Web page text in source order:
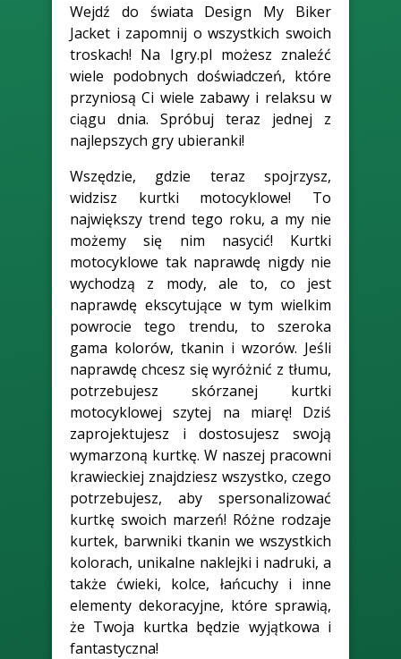
Wejdź do świata Design My Biker
Jacket i zapomnij o wszystkich swoich
troskach! Na Igry.pl możesz znaleźć
wiele podobnych doświadczeń, które
przyniosą Ci wiele zabawy i relaksu w
ciągu dnia. Spróbuj teraz jednej z
najlepszych gry ubieranki!
Wszędzie, gdzie teraz spojrzysz,
widzisz kurtki motocyklowe! To
największy trend tego roku, a my nie
możemy się nim nasycić! Kurtki
motocyklowe tak naprawdę nigdy nie
wychodzą z mody, ale to, co jest
naprawdę ekscytujące w tym wielkim
powrocie tego trendu, to szeroka
gama kolorów, tkanin i wzorów. Jeśli
naprawdę chcesz się wyróżnić z tłumu,
potrzebujesz skórzanej kurtki
motocyklowej szytej na miarę! Dziś
zaprojektujesz i dostosujesz swoją
wymarzoną kurtkę. W naszej pracowni
krawieckiej znajdziesz wszystko, czego
potrzebujesz, aby spersonalizować
kurtkę swoich marzeń! Różne rodzaje
kurtek, barwniki tkanin we wszystkich
kolorach, unikalne naklejki i nadruki, a
także ćwieki, kolce, łańcuchy i inne
elementy dekoracyjne, które sprawią,
że Twoja kurtka będzie wyjątkowa i
fantastyczna!